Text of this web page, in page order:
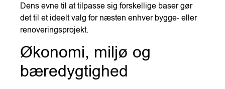
Dens evne til at tilpasse sig forskellige baser gør
det til et ideelt valg for næsten enhver bygge- eller
renoveringsprojekt.
Økonomi, miljø og
bæredygtighed